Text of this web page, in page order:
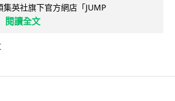
英社旗下官方網店「JUMP
閱讀全文